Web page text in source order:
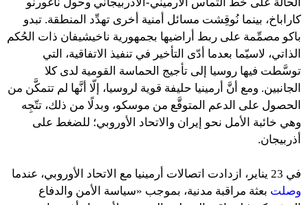
كاراباخ، بينما نُوقِشت مسائل أمنية أخرى تهدِّد المنطقة. تبدو
باكو مصمِّمة على ربط أراضيها بجمهورية ناخيشيفان ذات الحُكم
الذاتي، لاسيّما بعدما أدّى التأخير في تنفيذ الاتفاقية، التي
توسَّطت فيها روسيا إلى تأجيج الحماسة القومية لدى كلا
الجانبين. ومع أنَّ أرمينيا حليفة قوية لروسيا، إلّا أنَّها لم تتمكَّن من
الحصول على الدعم المتوقَّع من موسكو، وبدلًا من ذلك، تتّجِه
وهي خائبة الأمل نحو إيران والاتحاد الأوروبي؛ للضغط على
أذربيجان.
في 23 يناير، ازدادت اتصالات أرمينيا مع الاتحاد الأوروبي، عندما
وصلت بعثة مراقبة مدنية، بموجب «سياسة الأمن والدفاع